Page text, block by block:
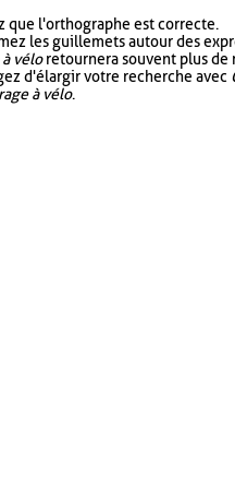
que l'orthographe est correcte.
les guillemets autour des
véloretournera souvent plus de
d'élargir votre recherche avec
à vélo.